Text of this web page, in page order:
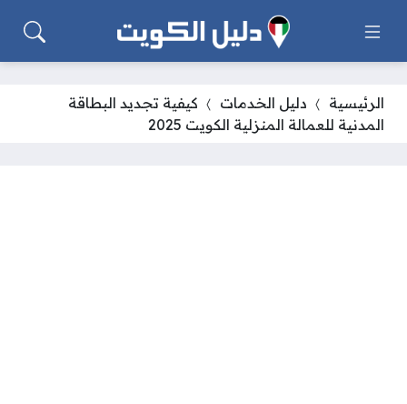
الرئيسية دليل الخدمات
كيفية تجديد البطاقة
المدنية للعمالة المنزلية الكويت 2025